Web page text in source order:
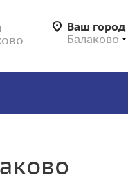
Ваш город
Балаково